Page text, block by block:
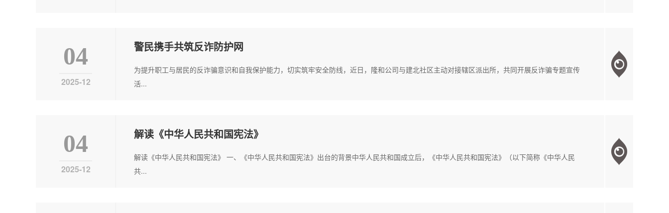
04
2025-12
警民携手共筑反诈防护网
为提升职工与居民的反诈骗意识和自我保护能力，切实筑牢安全防线，近日，隆和公司与建北社区主动对接辖区派出所，共同开展反诈骗专题宣传
活...
04
2025-12
解读《中华人民共和国宪法》
解读《中华人民共和国宪法》 一、《中华人民共和国宪法》出台的背景中华人民共和国成立后，《中华人民共和国宪法》（以下简称《中华人民
共...